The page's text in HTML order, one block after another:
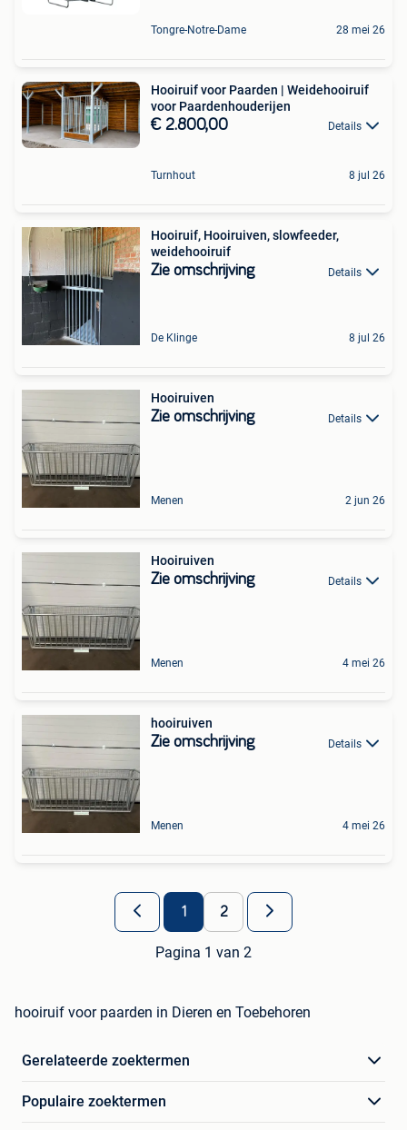
Tongre-Notre-Dame 28 mei 26
Hooiruif voor Paarden | Weidehooiruif
voor Paardenhouderijen
€ 2.800,00 Details
Turnhout 8 jul 26
Hooiruif, Hooiruiven, slowfeeder,
weidehooiruif
Zie omschrijving Details
De Klinge 8 jul 26
Hooiruiven
Zie omschrijving Details
Menen 2 jun 26
Hooiruiven
Zie omschrijving Details
Menen 4 mei 26
hooiruiven
Zie omschrijving Details
Menen 4 mei 26
1 2
Pagina 1 van 2
hooiruif voor paarden in Dieren en Toebehoren
Gerelateerde zoektermen
Populaire zoektermen